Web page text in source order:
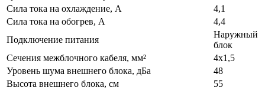
Сила тока на охлаждение, А
4,1
Сила тока на обогрев, А
4,4
Подключение питания
Наружный
блок
Сечения межблочного кабеля, мм²
4х1,5
Уровень шума внешнего блока, дБа
48
Высота внешнего блока, см
55